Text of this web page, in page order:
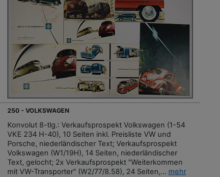
250 - VOLKSWAGEN
Konvolut 8-tlg.: Verkaufsprospekt Volkswagen (1-54
VKE 234 H-40), 10 Seiten inkl. Preisliste VW und
Porsche, niederländischer Text; Verkaufsprospekt
Volkswagen (W1/19H), 14 Seiten, niederländischer
Text, gelocht; 2x Verkaufsprospekt "Weiterkommen
mit VW-Transporter" (W2/77/8.58), 24 Seiten,... mehr